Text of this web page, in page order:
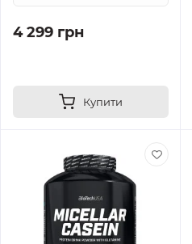
4 299 грн
Купити